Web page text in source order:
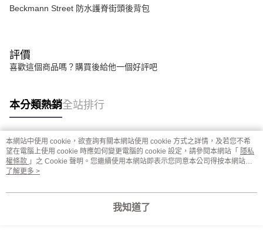
Beckmann Street 防水護脊街頭後背包
評價
喜歡這個商品嗎？購買後給他一個好評吧
本分類熱銷全站排行
熱門標籤
本網站中使用 cookie，欲查詢有關本網站使用 cookie 方式之詳情，及若您不希
望在電腦上使用 cookie 時應如何變更電腦的 cookie 設定，請參閱本網站「 隱私
權條款 」之 Cookie 聲明。您繼續使用本網站即表示您同意本公司得按本網站使
用條款之 Cookie 聲明使用 cookie。
了解更多 >
我知道了